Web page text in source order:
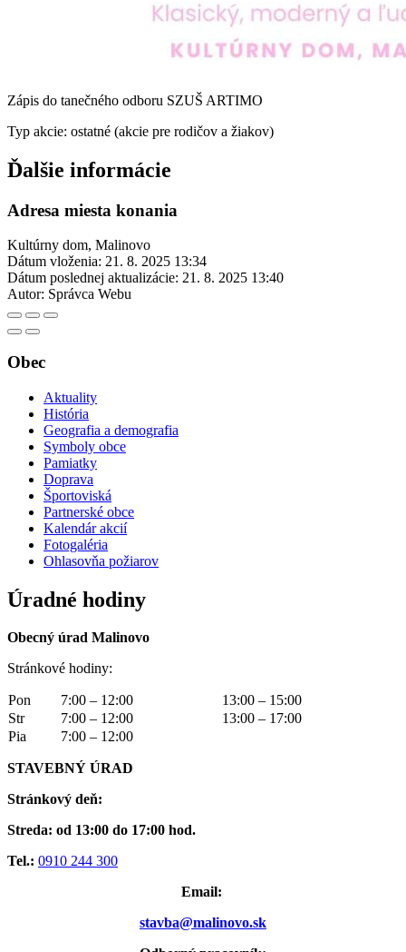
Zápis do tanečného odboru SZUŠ ARTIMO
Typ akcie: ostatné (akcie pre rodičov a žiakov)
Ďalšie informácie
Adresa miesta konania
Kultúrny dom, Malinovo
Dátum vloženia: 21. 8. 2025 13:34
Dátum poslednej aktualizácie: 21. 8. 2025 13:40
Autor: Správca Webu
Obec
Aktuality
História
Geografia a demografia
Symboly obce
Pamiatky
Doprava
Športoviská
Partnerské obce
Kalendár akcií
Fotogaléria
Ohlasovňa požiarov
Úradné hodiny
Obecný úrad Malinovo
Stránkové hodiny:
Pon 7:00 – 12:00
13:00 – 15:00
Str
7:00 – 12:00
13:00 – 17:00
Pia
7:00 – 12:00
STAVEBNÝ ÚRAD
Stránkový deň:
Streda: od 13:00 do 17:00 hod.
Tel.: 0910 244 300
Email:
stavba@malinovo.sk